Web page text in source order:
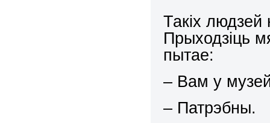
Такіх
Прыходзіць
пытае:
– Вам у
– Патрэбны.